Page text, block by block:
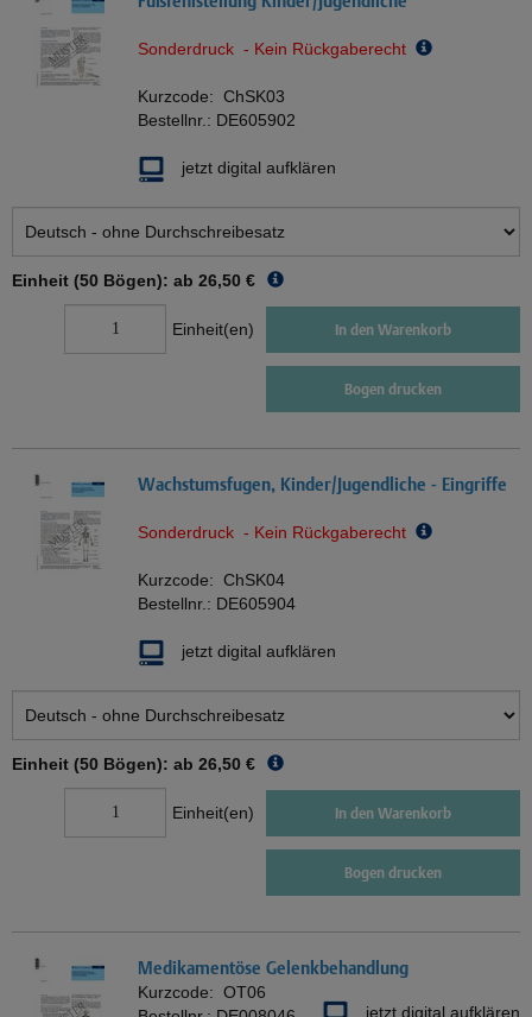
Sonderdruck - Kein Rückgaberecht
Kurzcode: ChSK03
Bestellnr.: DE605902
jetzt digital aufklären
Einheit (50 Bögen): ab 26,50 €
Einheit(en) In den Warenkorb
Bogen drucken
Wachstumsfugen, Kinder/Jugendliche - Eingriffe
Sonderdruck - Kein Rückgaberecht
Kurzcode: ChSK04
Bestellnr.: DE605904
jetzt digital aufklären
Einheit (50 Bögen): ab 26,50 €
Einheit(en) In den Warenkorb
Bogen drucken
Medikamentöse Gelenkbehandlung
Kurzcode: OT06
jetzt digital aufklären